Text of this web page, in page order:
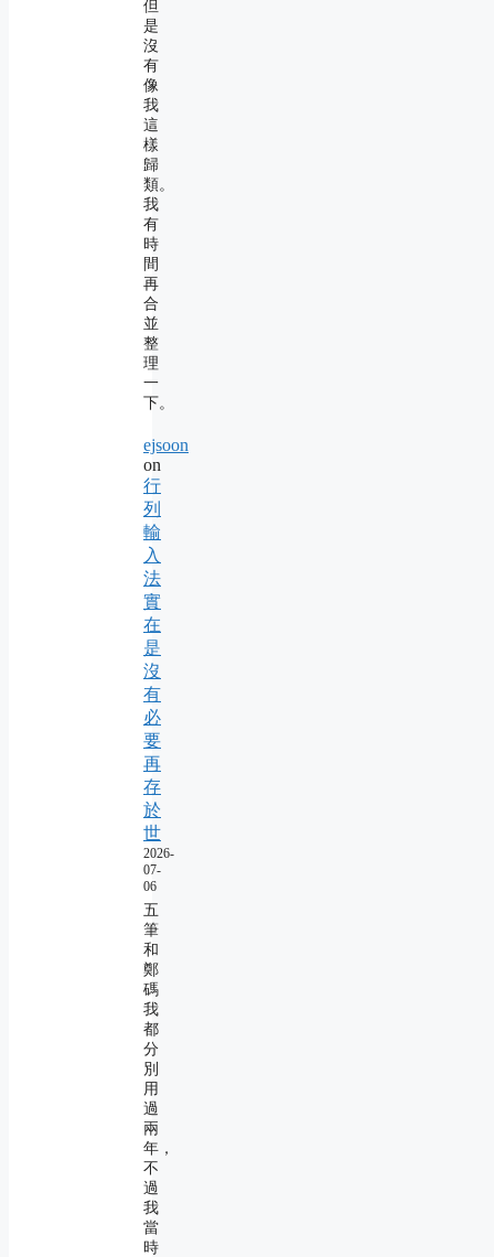
但
是
沒
有
像
我
這
樣
歸
類。
我
有
時
間
再
合
並
整
理
一
下。
ejsoon
on
行
列
輸
入
法
實
在
是
沒
有
必
要
再
存
於
世
2026-
07-
06
五
筆
和
鄭
碼
我
都
分
別
用
過
兩
年，
不
過
我
當
時